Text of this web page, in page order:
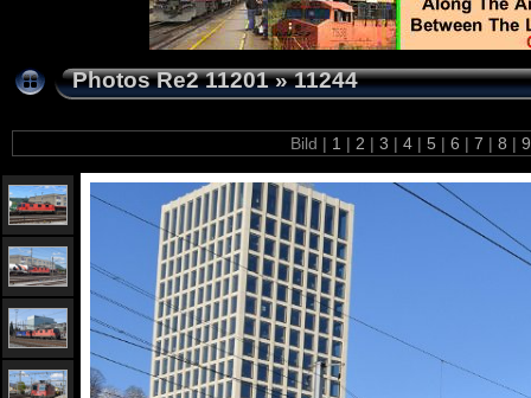
Photos Re2 11201»11244
Bild | 1 | 2 | 3 | 4 | 5 | 6 | 7 | 8 |